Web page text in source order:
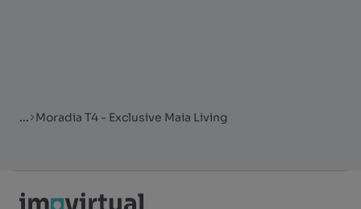
... Moradia T4 - Exclusive Maia Living